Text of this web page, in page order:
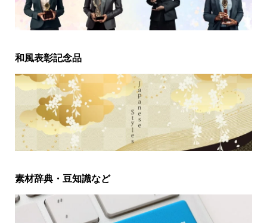
和風表彰記念品
素材辞典・豆知識など